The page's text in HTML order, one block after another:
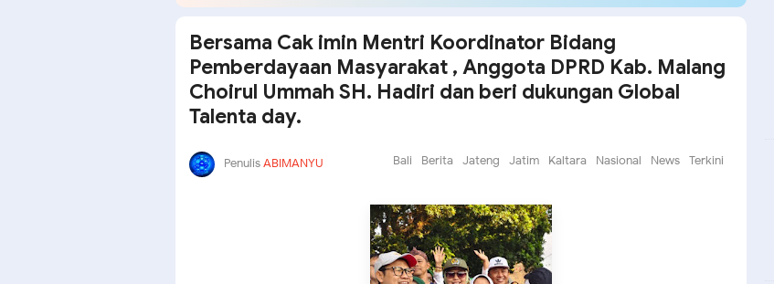
Bersama Cak imin Mentri Koordinator Bidang
Pemberdayaan Masyarakat , Anggota DPRD Kab. Malang
Choirul Ummah SH. Hadiri dan beri dukungan Global
Talenta day.
PenulisABIMANYU Bali Berita Jateng Jatim Kaltara Nasional News Terkini